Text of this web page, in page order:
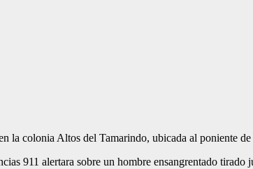
la colonia Altos del Tamarindo, ubicada al poniente
911 alertara sobre un hombre ensangrentado